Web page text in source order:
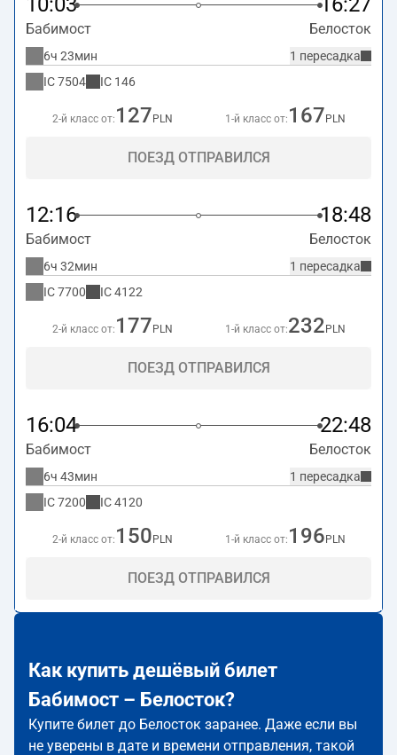
Бабимост Белосток
1 пересадка
6ч 23мин
IC7504 IC 146
2-й класс от: 127 PLN 1-й класс от: 167 PLN
ПОЕЗД ОТПРАВИЛСЯ
12:16 18:48
Бабимост Белосток
1 пересадка
6ч 32мин
IC7700 IC4122
2-й класс от: 177 PLN 1-й класс от:232 PLN
ПОЕЗД ОТПРАВИЛСЯ
16:04 22:48
Бабимост Белосток
1 пересадка
6ч 43мин
IC7200 IC4120
2-й класс от: 150 PLN 1-й класс от: 196 PLN
ПОЕЗД ОТПРАВИЛСЯ
Как купить дешёвый билет
Бабимост – Белосток?
Купите билет до Белосток заранее. Даже если вы
не уверены в дате и времени отправления, такой